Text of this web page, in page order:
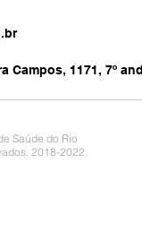
1171, 7º
Saúde do Rio
2018-2022.